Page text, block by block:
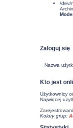
/dev/
Zaloguj się
Nazwa
Kto jest
Użytkownicy
Najwięcej
Kolory grup: